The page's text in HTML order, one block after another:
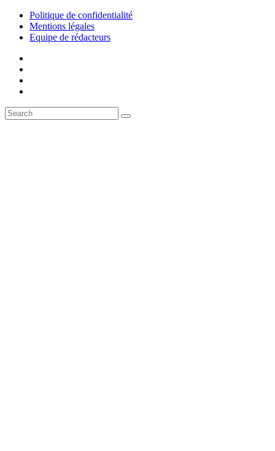
Politique de confidentialité
Mentions légales
Equipe de rédacteurs